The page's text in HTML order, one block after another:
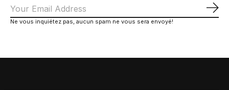
Ne vous inquiétez pas, aucun spam ne vous sera envoyé!